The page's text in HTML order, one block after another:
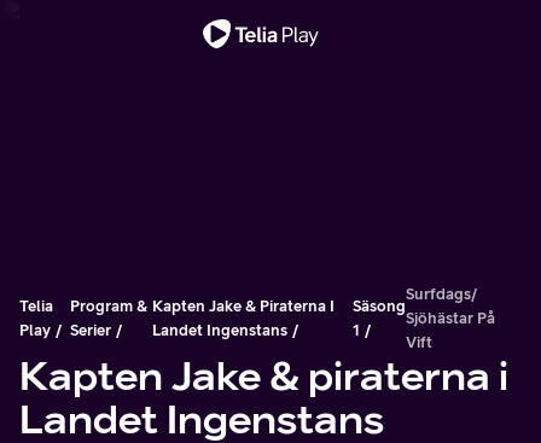
Telia
Play
Program &
Serier
Kapten Jake & Piraterna I
Landet Ingenstans
Säsong
1
Surfdags/
Sjöhästar På
Vift
Kapten Jake & piraterna i
Landet Ingenstans